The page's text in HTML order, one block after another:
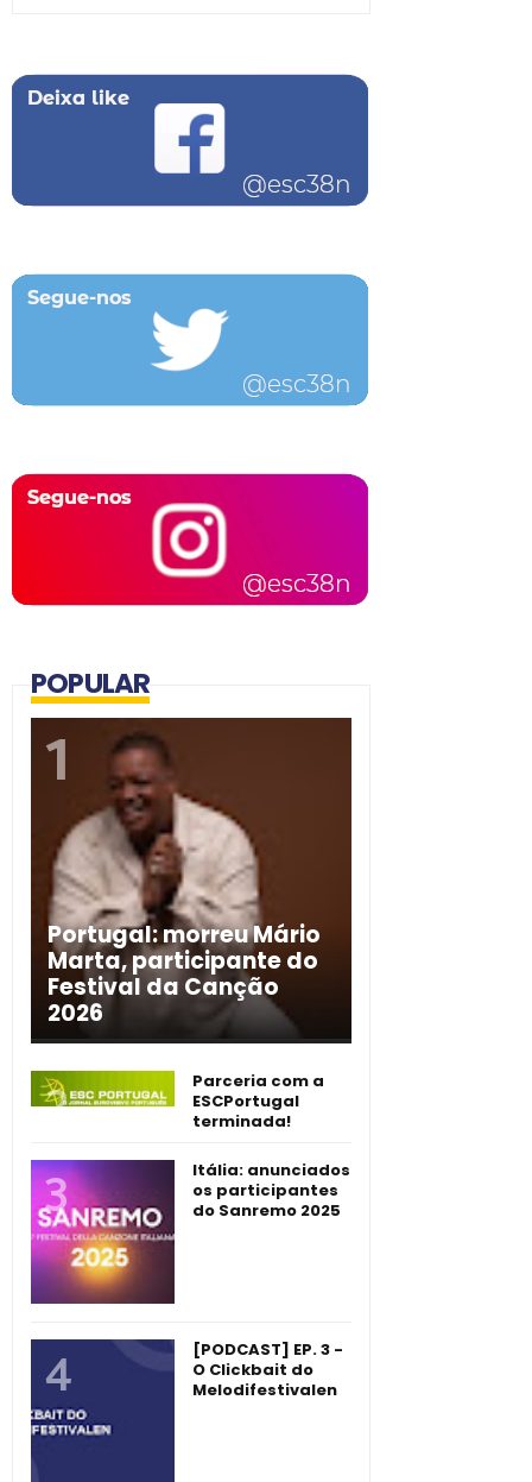
POPULAR
Portugal: morreu Mário
Marta, participante do
Festival da Canção
2026
Parceria com a
ESCPortugal
terminada!
Itália: anunciados
os participantes
do Sanremo 2025
[PODCAST] EP. 3 -
O Clickbait do
Melodifestivalen